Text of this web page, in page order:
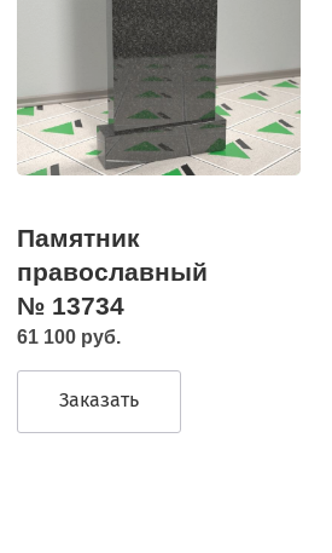
Памятник
православный
№ 13734
61 100 руб.
Заказать